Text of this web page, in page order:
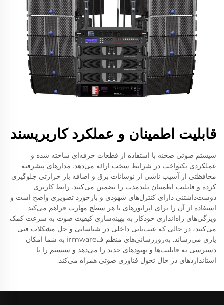
قابلیت اطمینان و عملکرد کاربرپسند
سیستم صوتی صحنه با استفاده از قطعات حرفه‌ای ساخته شده و
عملکردی یکنواخت در شرایط سخت ارائه می‌دهد. مدارهای پیشرفته
محافظتی از آسیب ناشی از نوسانات برق و اضافه بار حرارتی جلوگیری
کرده و قابلیت اطمینان بلندمدت را تضمین می‌کنند. رابط کاربری
دوست‌داشتنی دارای کنترل‌های شهودی و بازخورد تصویری واضح است و
استفاده از آن را برای اپراتورهای با هر سطح مهارت فراهم می‌کند.
ویژگی‌های راه‌اندازی خودکار به بهینه‌سازی کیفیت صوت به سرعت کمک
می‌کنند، در حالی که عیب‌یابی داخلی در شناسایی و حل مشکلات فنی
یاری می‌رساند. به‌روزرسانی‌های منظم فirmware به شما امکان
دسترسی به قابلیت‌ها و بهبودهای جدید را می‌دهد و سیستم را با
استانداردهای در حال تحول فناوری صوتی همراه می‌کند.